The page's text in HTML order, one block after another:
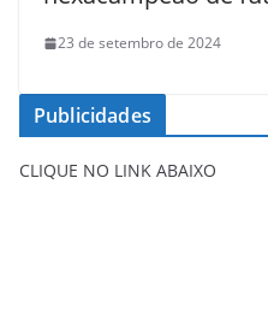
23 de setembro de 2024
Publicidades
CLIQUE NO LINK ABAIXO